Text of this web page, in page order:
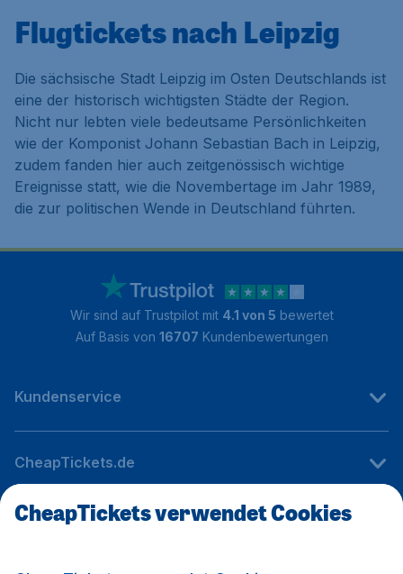
Flugtickets nach Leipzig
Die sächsische Stadt Leipzig im Osten Deutschlands ist
eine der historisch wichtigsten Städte der Region.
Nicht nur lebten viele bedeutsame Persönlichkeiten
wie der Komponist Johann Sebastian Bach in Leipzig,
zudem fanden hier auch zeitgenössisch wichtige
Ereignisse statt, wie die Novembertage im Jahr 1989,
die zur politischen Wende in Deutschland führten.
Wir sind auf Trustpilot mit 4.1 von 5 bewertet
Auf Basis von 16707 Kundenbewertungen
Kundenservice
CheapTickets.de
Internationale Webseiten
CheapTickets verwendet Cookies